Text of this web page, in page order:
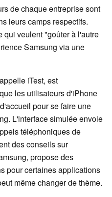
de chaque entreprise sont
leurs camps respectifs.
qui veulent "goûter à l'autre
Samsung via une
iTest, est
les utilisateurs d'iPhone
pour se faire une
L'interface simulée envoie
téléphoniques de
des conseils sur
propose des
pour certaines applications
même changer de thème.